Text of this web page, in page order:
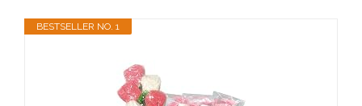
BESTSELLER NO. 1